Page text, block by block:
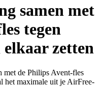
samen met
tegen
zetten
met de Philips Avent-fles
het maximale uit je AirFree-